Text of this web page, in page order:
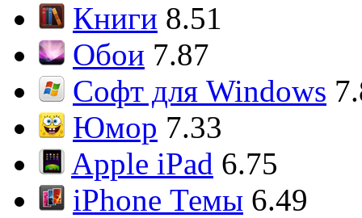
Книги 8.51
Обои 7.87
Софт для Windows
Юмор 7.33
Apple iPad 6.75
iPhone Темы 6.49